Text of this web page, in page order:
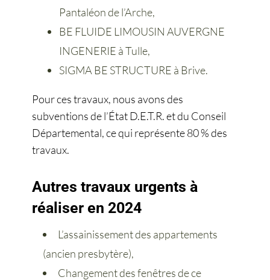
Pantaléon de l’Arche,
BE FLUIDE LIMOUSIN AUVERGNE
INGENERIE à Tulle,
SIGMA BE STRUCTURE à Brive.
Pour ces travaux, nous avons des
subventions de l’État D.E.T.R. et du Conseil
Départemental, ce qui représente 80 % des
travaux.
Autres travaux urgents à
réaliser en 2024
L’assainissement des appartements
(ancien presbytère),
Changement des fenêtres de ce